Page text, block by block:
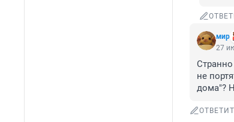
мир
27
не
дома"?